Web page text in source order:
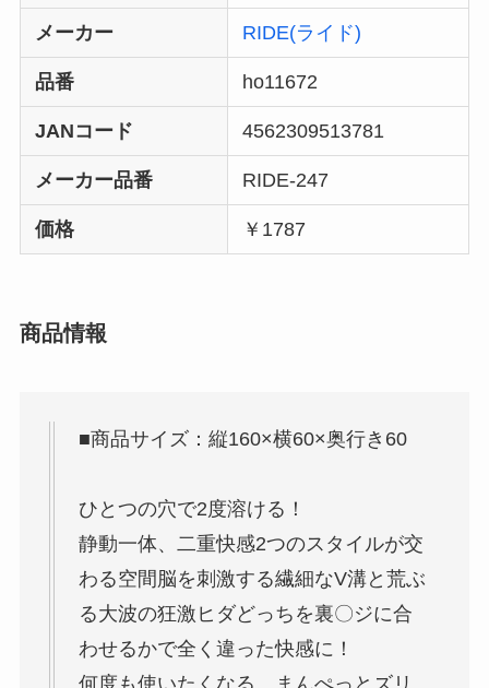
メーカー RIDE(ライド)
品番 ho11672
JANコード 4562309513781
メーカー品番 RIDE-247
価格 ￥1787
商品情報
■商品サイズ：縦160×横60×奥行き60
ひとつの穴で2度溶ける！
静動一体、二重快感2つのスタイルが交
わる空間脳を刺激する繊細なV溝と荒ぶ
る大波の狂激ヒダどっちを裏〇ジに合
わせるかで全く違った快感に！
何度も使いたくなる、まんぺっとズリ